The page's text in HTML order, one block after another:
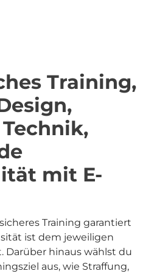
Training,
mit E-
Training garantiert
ist dem jeweiligen
Darüber hinaus wählst du
aus, wie Straffung,